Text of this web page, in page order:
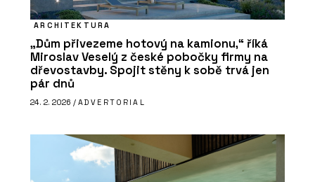
ARCHITEKTURA
„Dům přivezeme hotový na kamionu,“ říká
Miroslav Veselý z české pobočky firmy na
dřevostavby. Spojit stěny k sobě trvá jen
pár dnů
24. 2. 2026 / ADVERTORIAL